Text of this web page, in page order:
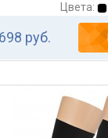
Цвета:
698 руб.